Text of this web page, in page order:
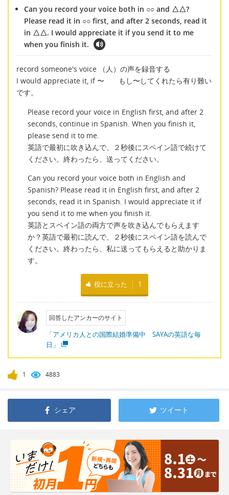
Can you record your voice both in ○○ and △△?
Please read it in ○○ first, and after 2 seconds, read it
in △△. I would appreciate it if you send it to me
when you finish it.
record someone's voice （人）の声を録音する
I would appreciate it, if 〜 もし〜してくれたら有り難い
です。
Please record your voice in English first, and after 2
seconds, continue in Spanish. When you finish it,
please send it to me.
英語で最初に吹き込んで、２秒後にスペイン語で続けて
ください。終わったら、送ってください。
Can you record your voice both in English and
Spanish? Please read it in English first, and after 2
seconds, read it in Spanish. I would appreciate it if
you send it to me when you finish it.
英語とスペイン語の両方で声を吹き込んでもらえます
か？英語で最初に読んで、２秒後にスペイン語を読んで
ください。終わったら、私に送ってもらえると助かりま
す。
役に立った 1
回答したアンカーのサイト
「アメリカ人との国際結婚準備中 SAYAの英語な毎
日」
1 4883
シェア ツイート